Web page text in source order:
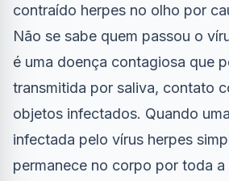
contraído herpes no olho por
Não se sabe quem passou o
é uma doença contagiosa que
transmitida por saliva, contato
objetos infectados. Quando
infectada pelo vírus herpes
permanece no corpo por toda a